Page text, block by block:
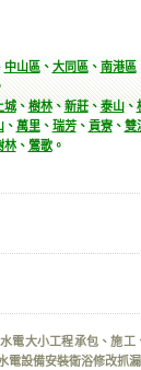
中山區 、 大同區 、 南港區
城、樹林、新莊、泰山、
、 萬里、 瑞芳、 貢寮、 雙
林、 鶯歌。
電大小工程承包、施
電設備安裝衛浴修改抓